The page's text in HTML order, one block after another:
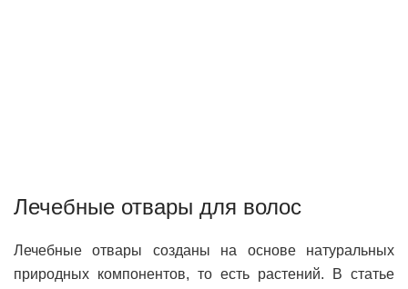
Лечебные отвары для волос
Лечебные отвары созданы на основе натуральных
природных компонентов, то есть растений. В статье